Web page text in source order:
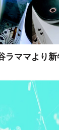
ラママより新